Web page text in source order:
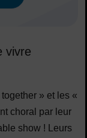
vivre
» et les «
choral par leur
show ! Leurs